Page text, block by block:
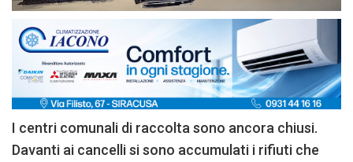
I centri comunali di raccolta sono ancora chiusi.
Davanti ai cancelli si sono accumulati i rifiuti che